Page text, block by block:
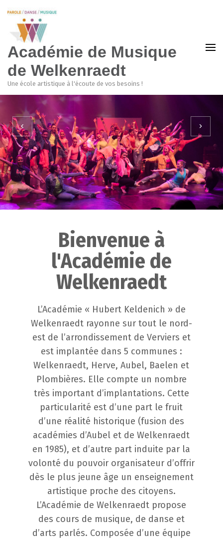
Académie de Musique
de Welkenraedt
Une école artistique à l'écoute de vos besoins !
Bienvenue à
l'Académie de
Welkenraedt
L’Académie « Hubert Keldenich » de
Welkenraedt rayonne sur tout le nord-
est de l’arrondissement de Verviers et
est implantée dans 5 communes :
Welkenraedt, Herve, Aubel, Baelen et
Plombières. Elle compte un nombre
très important d’implantations. Cette
particularité est d’une part le fruit
d’une réalité historique (fusion des
académies d’Aubel et de Welkenraedt
en 1985), et d’autre part induite par la
volonté du pouvoir organisateur d’offrir
dès le plus jeune âge un enseignement
artistique proche des citoyens.
L’Académie de Welkenraedt propose
des cours de musique, de danse et
d’arts parlés. Composée d’une équipe